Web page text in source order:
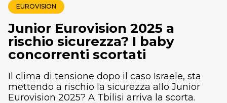
EUROVISION
Junior Eurovision 2025 a
rischio sicurezza? I baby
concorrenti scortati
Il clima di tensione dopo il caso Israele, sta
mettendo a rischio la sicurezza allo Junior
Eurovision 2025? A Tbilisi arriva la scorta.